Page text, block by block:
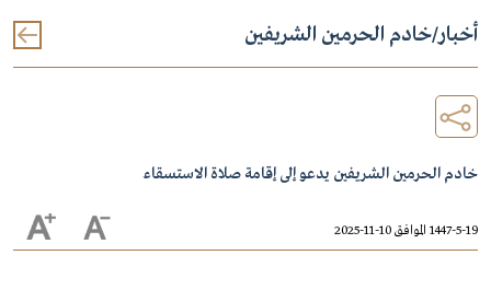
أخبار/خادم الحرمين الشريفين
خادم الحرمين الشريفين يدعو إلى إقامة صلاة الاستسقاء
1447-5-19 الموافق 10-11-2025